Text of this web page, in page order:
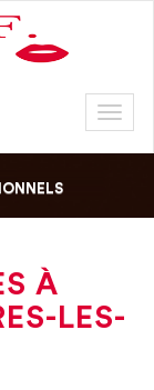
À
LES-